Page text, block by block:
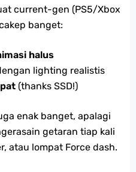
current-gen (PS5/Xbox
banget:
halus
lighting realistis
(thanks SSD!)
enak banget, apalagi
getaran tiap kali
atau lompat Force dash.